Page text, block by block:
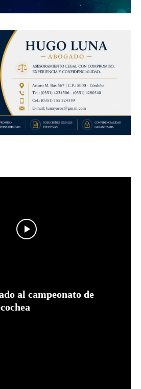
al campeonato de